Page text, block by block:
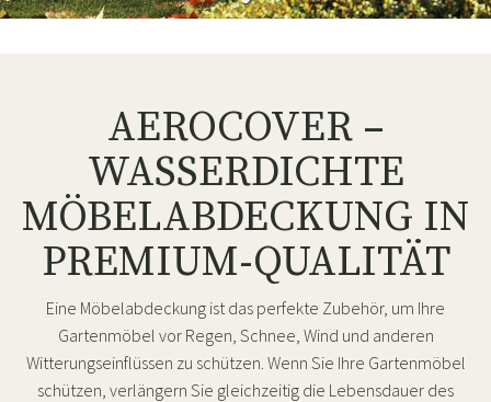
AEROCOVER –
WASSERDICHTE
MÖBELABDECKUNG IN
PREMIUM-QUALITÄT
Eine Möbelabdeckung ist das perfekte Zubehör, um Ihre
Gartenmöbel vor Regen, Schnee, Wind und anderen
Witterungseinflüssen zu schützen. Wenn Sie Ihre Gartenmöbel
schützen, verlängern Sie gleichzeitig die Lebensdauer des